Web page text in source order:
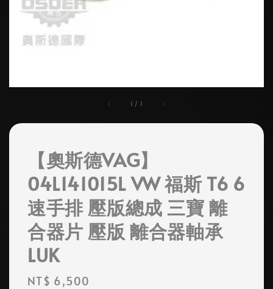
1 / 1
【奧斯德VAG】
04L141015L VW 福斯 T6 6
速手排 壓版總成 三寶 離
合器片 壓版 離合器軸承
LUK
Regular
NT$ 6,500